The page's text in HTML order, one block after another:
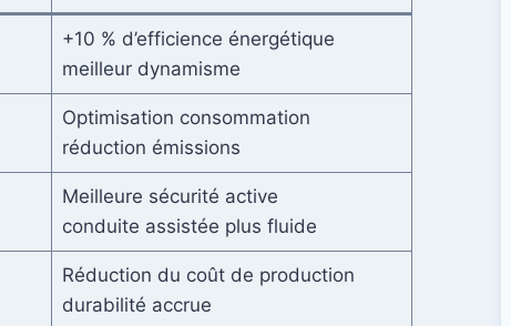
+10 % d’efficience énergétique
meilleur dynamisme
Optimisation consommation
réduction émissions
Meilleure sécurité active
conduite assistée plus fluide
Réduction du coût de production
durabilité accrue